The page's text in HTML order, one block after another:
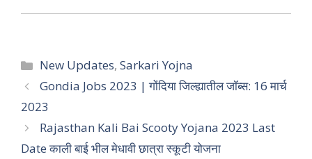
Categories
New Updates,Sarkari Yojna
Gondia Jobs 2023 | गोंदिया जिल्ह्यातील जॉब्स: 16 मार्च
2023
Rajasthan Kali Bai Scooty Yojana 2023 Last
Date काली बाई भील मेधावी छात्रा स्कूटी योजना